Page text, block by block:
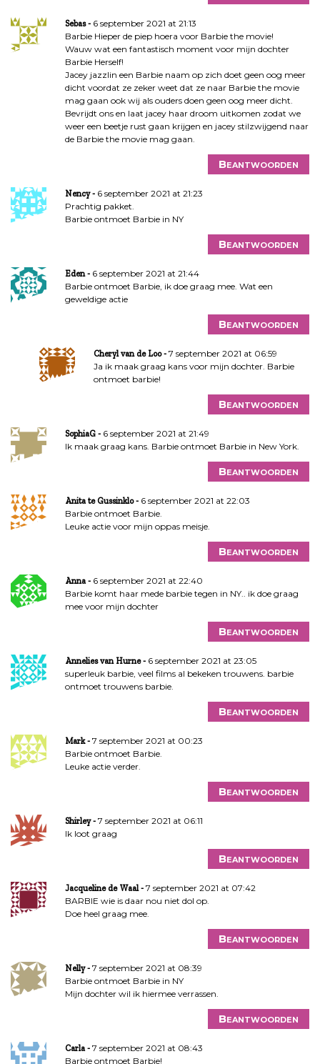
Sebas
6 september 2021 at 21:13
Barbie Hieper de piep hoera voor Barbie the movie!
Wauw wat een fantastisch moment voor mijn dochter
Barbie Herself!
Jacey jazzlin een Barbie naam op zich doet geen oog meer
dicht voordat ze zeker weet dat ze naar Barbie the movie
mag gaan ook wij als ouders doen geen oog meer dicht.
Bevrijdt ons en laat jacey haar droom uitkomen zodat we
weer een beetje rust gaan krijgen en jacey stilzwijgend naar
de Barbie the movie mag gaan.
Beantwoorden
Nency
6 september 2021 at 21:23
Prachtig pakket.
Barbie ontmoet Barbie in NY
Beantwoorden
Eden
6 september 2021 at 21:44
Barbie ontmoet Barbie, ik doe graag mee. Wat een
geweldige actie
Beantwoorden
Cheryl van de Loo
7 september 2021 at 06:59
Ja ik maak graag kans voor mijn dochter. Barbie
ontmoet barbie!
Beantwoorden
SophiaG
6 september 2021 at 21:49
Ik maak graag kans. Barbie ontmoet Barbie in New York.
Beantwoorden
Anita te Gussinklo
6 september 2021 at 22:03
Barbie ontmoet Barbie.
Leuke actie voor mijn oppas meisje.
Beantwoorden
Anna
6 september 2021 at 22:40
Barbie komt haar mede barbie tegen in NY.. ik doe graag
mee voor mijn dochter
Beantwoorden
Annelies van Hurne
6 september 2021 at 23:05
superleuk barbie, veel films al bekeken trouwens. barbie
ontmoet trouwens barbie.
Beantwoorden
Mark
7 september 2021 at 00:23
Barbie ontmoet Barbie.
Leuke actie verder.
Beantwoorden
Shirley
7 september 2021 at 06:11
Ik loot graag
Beantwoorden
Jacqueline de Waal
7 september 2021 at 07:42
BARBIE wie is daar nou niet dol op.
Doe heel graag mee.
Beantwoorden
Nelly
7 september 2021 at 08:39
Barbie ontmoet Barbie in NY
Mijn dochter wil ik hiermee verrassen.
Beantwoorden
Carla
7 september 2021 at 08:43
Barbie ontmoet Barbie!